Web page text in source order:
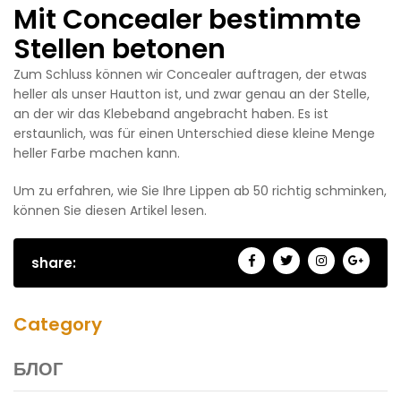
Mit Concealer bestimmte
Stellen betonen
Zum Schluss können wir Concealer auftragen, der etwas
heller als unser Hautton ist, und zwar genau an der Stelle,
an der wir das Klebeband angebracht haben. Es ist
erstaunlich, was für einen Unterschied diese kleine Menge
heller Farbe machen kann.
Um zu erfahren, wie Sie Ihre Lippen ab 50 richtig schminken,
können Sie diesen Artikel lesen.
share:
Category
БЛОГ